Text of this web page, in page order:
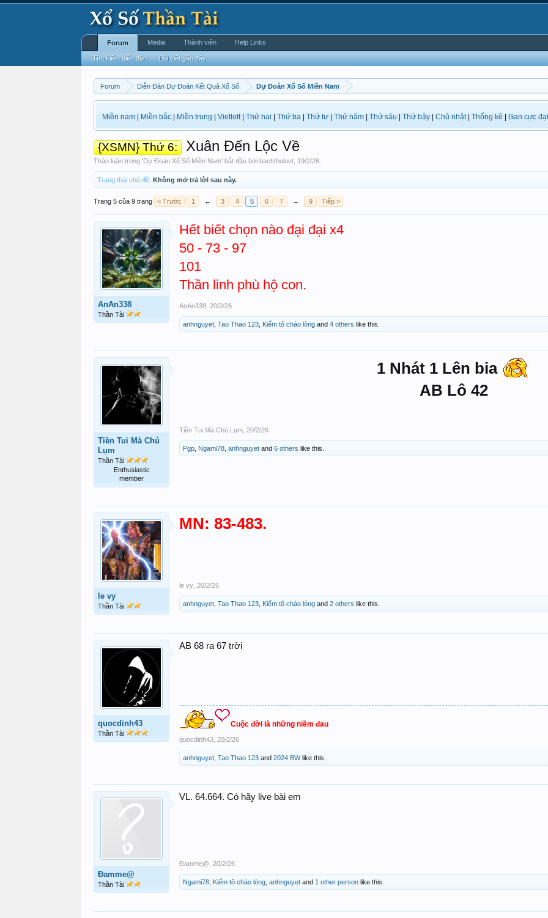
Forum Diễn Đàn Dự Đoán Kết Quả Xổ Số Dự Đoán Xổ Số Miền Nam
Miền nam Miền bắc Miền trung Vietlott| Thứ hai Thứ ba Thứ tư Thứ năm Thứ sáu Thứ bảy Chủ nhật| Thống kê Gan cực đại
{XSMN} Thứ 6: Xuân Đến Lộc Về
Thảo luận trong 'Dự Đoán Xổ Số Miền Nam' bắt đầu bởi bachthulovt 19/2/26
Trạng thái chủ đề: Không mở trả lời sau này.
Trang 5 của 9 trang < Trước 1 ← 3 4 5 6 7 → 9 Tiếp >
AnAn338
Thần Tài
Hết biết chọn nào đại đại x4
50 - 73 - 97
101
Thần linh phù hộ con.
AnAn338 20/2/26
anhnguyet Tao Thao 123 Kiếm tô cháo lòng and 4 others like this.
Tiền Tui Mà Chú
Lụm
Thần Tài
Enthusiastic
member
1 Nhát 1 Lên bia
AB Lô 42
Tiền Tui Mà Chú Lụm 20/2/26
Pgp Ngami78 anhnguyet and 6 others like this.
le vy
Thần Tài
MN: 83-483.
le vy 20/2/26
anhnguyet Tao Thao 123 Kiếm tô cháo lòng and 2 others like this.
quocdinh43
Thần Tài
AB 68 ra 67 trời
Cuộc đời là những niềm đau
quocdinh43 20/2/26
anhnguyet Tao Thao 123 and 2024 BWlike this.
Đamme@
Thần Tài
VL. 64.664. Có hãy live bài em
Đamme@ 20/2/26
Ngami78 Kiếm tô cháo lòng anhnguyet and 1 other person like this.
Forum
Tìm kiếm diễn đàn Bài viết gần đây
Media Thành viên Help Links